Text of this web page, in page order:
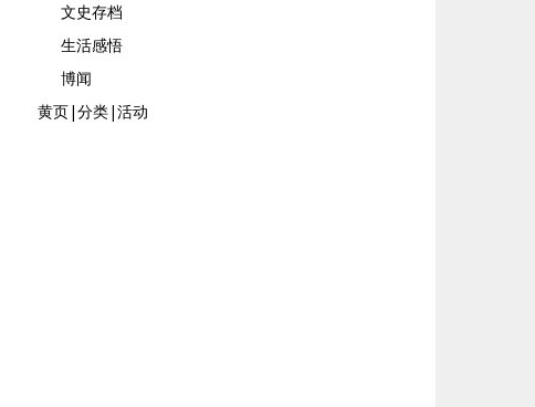
文史存档
生活感悟
博闻
黄页|分类|活动